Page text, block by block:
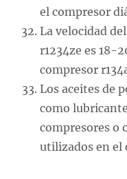
el compresor
La velocidad
r1234ze es 18-
compresor
Los aceites de
como
compresores o
utilizados en el